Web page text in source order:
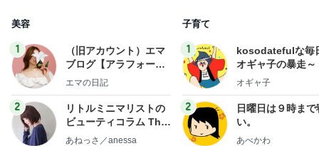
美容
1
（旧アカウント）エマ
ブログ【アラフォー会
社売却セカンドライ
エマの日記
2
リトルミニマリストの
ビューティコラム The
little minimalist's bea
あねっさ／anessa
子育て
1
kosodatefulな毎
オギャ子の暴走～
オギャ子
2
日曜日は９時まで
い。
あべかわ